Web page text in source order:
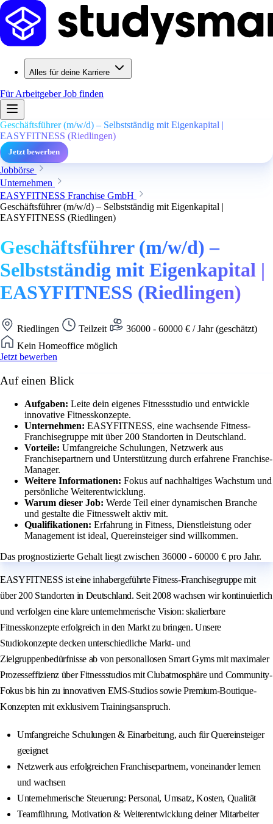
Alles für deine Karriere
Für ArbeitgeberJob finden
Geschäftsführer (m/w/d) – Selbstständig mit Eigenkapital |
EASYFITNESS (Riedlingen)
Jetzt bewerben
Jobbörse
Unternehmen
EASYFITNESS Franchise GmbH
Geschäftsführer (m/w/d) – Selbstständig mit Eigenkapital |
EASYFITNESS (Riedlingen)
Geschäftsführer (m/w/d) –
Selbstständig mit Eigenkapital |
EASYFITNESS (Riedlingen)
Riedlingen Teilzeit
36000 - 60000 € / Jahr (geschätzt)
Kein Homeoffice möglich
Jetzt bewerben
Auf einen Blick
Aufgaben: Leite dein eigenes Fitnessstudio und entwickle
innovative Fitnesskonzepte.
Unternehmen: EASYFITNESS, eine wachsende Fitness-
Franchisegruppe mit über 200 Standorten in Deutschland.
Vorteile: Umfangreiche Schulungen, Netzwerk aus
Franchisepartnern und Unterstützung durch erfahrene Franchise-
Manager.
Weitere Informationen: Fokus auf nachhaltiges Wachstum und
persönliche Weiterentwicklung.
Warum dieser Job: Werde Teil einer dynamischen Branche
und gestalte die Fitnesswelt aktiv mit.
Qualifikationen: Erfahrung in Fitness, Dienstleistung oder
Management ist ideal, Quereinsteiger sind willkommen.
Das prognostizierte Gehalt liegt zwischen 36000 - 60000 € pro Jahr.
EASYFITNESS ist eine inhabergeführte Fitness-Franchisegruppe mit
über 200 Standorten in Deutschland. Seit 2008 wachsen wir kontinuierlich
und verfolgen eine klare unternehmerische Vision: skalierbare
Fitnesskonzepte erfolgreich in den Markt zu bringen. Unsere
Studiokonzepte decken unterschiedliche Markt- und
Zielgruppenbedürfnisse ab von personallosen Smart Gyms mit maximaler
Prozesseffizienz über Fitnessstudios mit Clubatmosphäre und Community-
Fokus bis hin zu innovativen EMS-Studios sowie Premium-Boutique-
Konzepten mit exklusivem Trainingsanspruch.
Umfangreiche Schulungen & Einarbeitung, auch für Quereinsteiger
geeignet
Netzwerk aus erfolgreichen Franchisepartnern, voneinander lernen
und wachsen
Unternehmerische Steuerung: Personal, Umsatz, Kosten, Qualität
Teamführung, Motivation & Weiterentwicklung deiner Mitarbeiter